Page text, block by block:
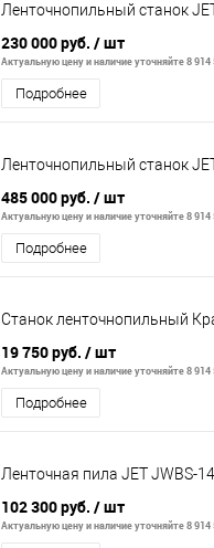
Ленточнопильный станок
230 000 руб. / шт
Актуальную цену и наличие уточняйте 8 914
Подробнее
Ленточнопильный станок
485 000 руб. / шт
Актуальную цену и наличие уточняйте 8 914
Подробнее
Станок ленточнопильный
19 750 руб. / шт
Актуальную цену и наличие уточняйте 8 914
Подробнее
Ленточная пила JET JWBS-
102 300 руб. / шт
Актуальную цену и наличие уточняйте 8 914